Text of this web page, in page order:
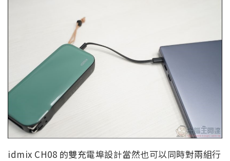
idmix CH08 的雙充電埠設計當然也可以同時對兩組行